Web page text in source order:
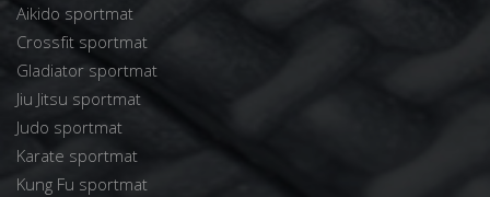
Aikido sportmat
Crossfit sportmat
Gladiator sportmat
Jiu Jitsu sportmat
Judo sportmat
Karate sportmat
Kung Fu sportmat